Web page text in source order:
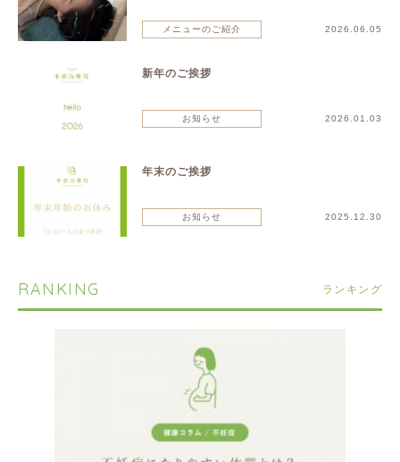
メニューのご紹介 2026.06.05
新年のご挨拶
お知らせ 2026.01.03
年末のご挨拶
お知らせ 2025.12.30
RANKING ランキング